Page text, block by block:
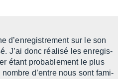
d’en­re­gis­tre­ment sur le son
J’ai donc réalisé les enre­gis­
étant proba­ble­ment le plus
d’entre nous sont fami­